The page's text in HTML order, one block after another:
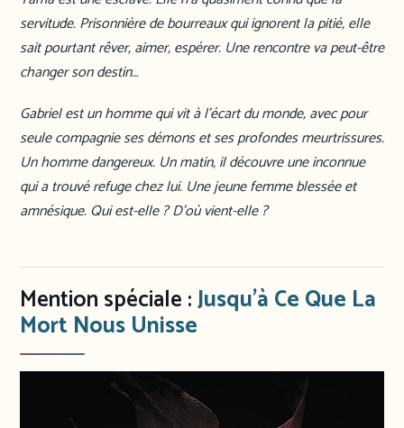
servitude. Prisonnière de bourreaux qui ignorent la pitié, elle
sait pourtant rêver, aimer, espérer. Une rencontre va peut-être
changer son destin…
Gabriel est un homme qui vit à l’écart du monde, avec pour
seule compagnie ses démons et ses profondes meurtrissures.
Un homme dangereux. Un matin, il découvre une inconnue
qui a trouvé refuge chez lui. Une jeune femme blessée et
amnésique. Qui est-elle ? D’où vient-elle ?
Mention spéciale :Jusqu’à Ce Que La
Mort Nous Unisse